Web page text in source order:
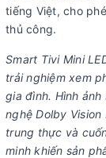
tiếng Việt, cho
thủ công.
Smart Tivi Mini
trải nghiệm xem
gia đình. Hình
nghệ Dolby
trung thực và
minh khiến sản